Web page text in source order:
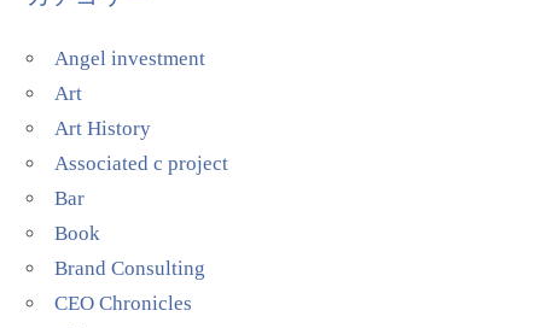
Angel investment
Art
Art History
Associated c project
Bar
Book
Brand Consulting
CEO Chronicles